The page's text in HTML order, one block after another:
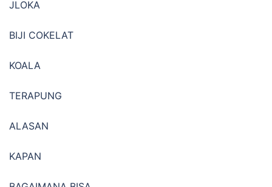
JLOKA
BIJI COKELAT
KOALA
TERAPUNG
ALASAN
KAPAN